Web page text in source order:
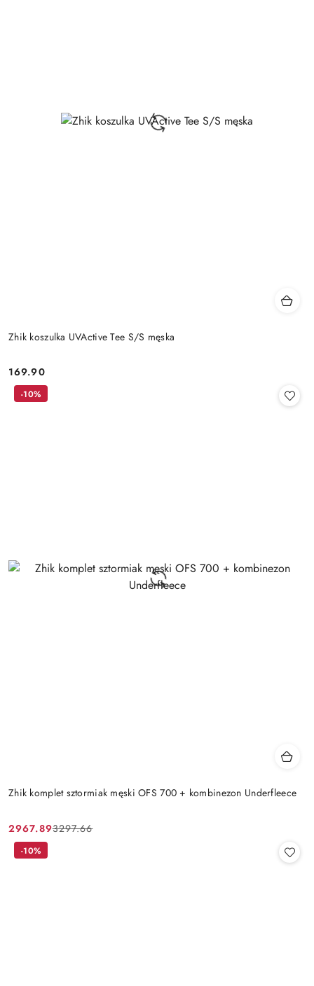
Zhik koszulka UVActive Tee S/S męska
Cena:
169.90
Zhik komplet sztormiak męski OFS 700 + kombinezon Underfleece
Cena
promocyjna:
2967.89
Cena
przed
3297.66
-10%
-10%